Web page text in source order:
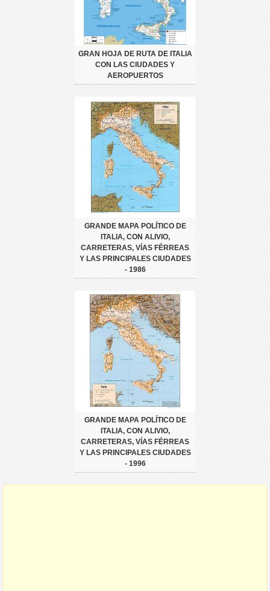
GRAN HOJA DE RUTA DE ITALIA
CON LAS CIUDADES Y
AEROPUERTOS
GRANDE MAPA POLÍTICO DE
ITALIA, CON ALIVIO,
CARRETERAS, VÍAS FÉRREAS
Y LAS PRINCIPALES CIUDADES
- 1986
GRANDE MAPA POLÍTICO DE
ITALIA, CON ALIVIO,
CARRETERAS, VÍAS FÉRREAS
Y LAS PRINCIPALES CIUDADES
- 1996